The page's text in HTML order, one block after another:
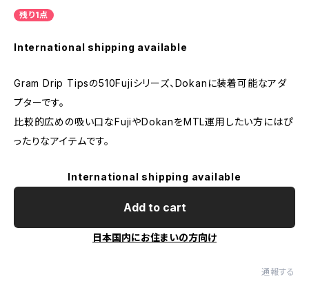
残り1点
International shipping available
Gram Drip Tipsの510Fujiシリーズ、Dokanに装着可能なアダ
プターです。
比較的広めの吸い口なFujiやDokanをMTL運用したい方にはぴ
ったりなアイテムです。
International shipping available
Add to cart
日本国内にお住まいの方向け
通報する